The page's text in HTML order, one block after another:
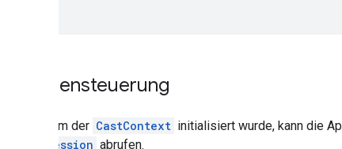
Mediensteuerung
Nachdem der CastContext initialisiert wurde, kann die
CastSession abrufen.